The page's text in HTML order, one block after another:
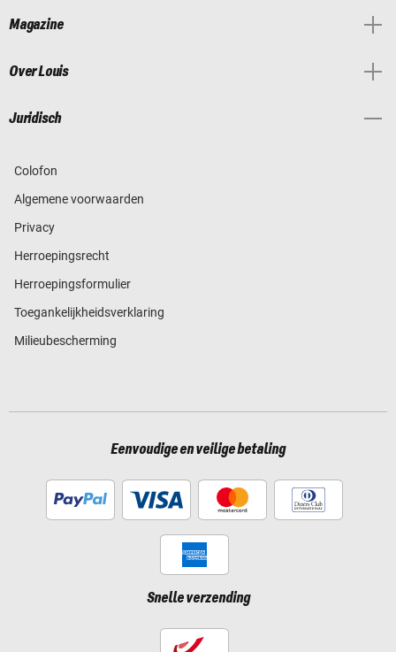
Magazine
Over Louis
Juridisch
Colofon
Algemene voorwaarden
Privacy
Herroepingsrecht
Herroepingsformulier
Toegankelijkheidsverklaring
Milieubescherming
Eenvoudige en veilige betaling
Snelle verzending